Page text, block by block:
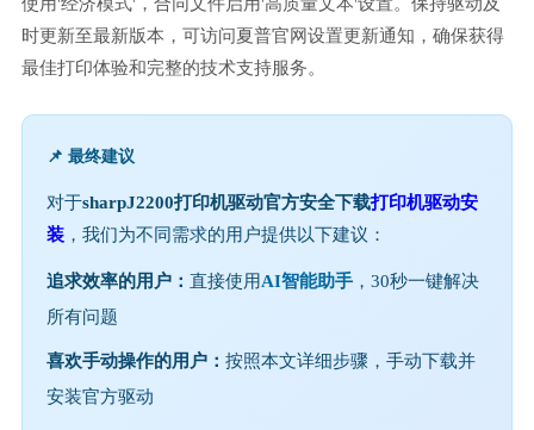
时更新至最新版本，可访问夏普官网设置更新通知，确保获得
最佳打印体验和完整的技术支持服务。
📌 最终建议
对于sharpJ2200打印机驱动官方安全下载打印机驱动安
装，我们为不同需求的用户提供以下建议：
追求效率的用户： 直接使用AI智能助手，30秒一键解决
所有问题
喜欢手动操作的用户： 按照本文详细步骤，手动下载并
安装官方驱动